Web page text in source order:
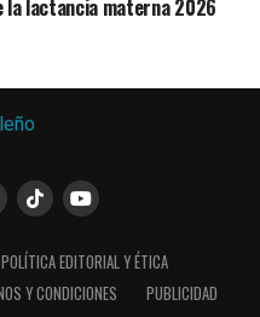
la lactancia materna 2026
POLÍTICA EDITORIAL Y ÉTICA
Y CONDICIONES
PUBLICIDAD